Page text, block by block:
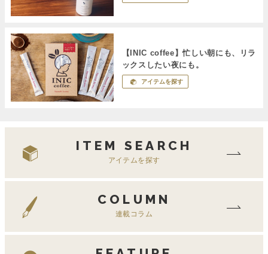
【INIC coffee】忙しい朝にも、リラ
ックスしたい夜にも。
アイテムを探す
ITEM SEARCH
アイテムを探す
COLUMN
連載コラム